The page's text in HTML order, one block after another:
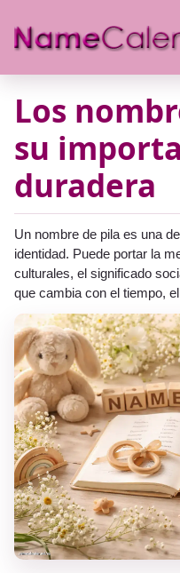
Los
su
duradera
Un nombre de pila es una
identidad. Puede portar la
culturales, el significado
que cambia con el tiempo,